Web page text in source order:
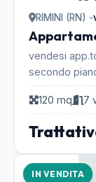
RIMINI (RN) -
vendesi
secondo
ottimo come
120 mq
7
IN VENDITA